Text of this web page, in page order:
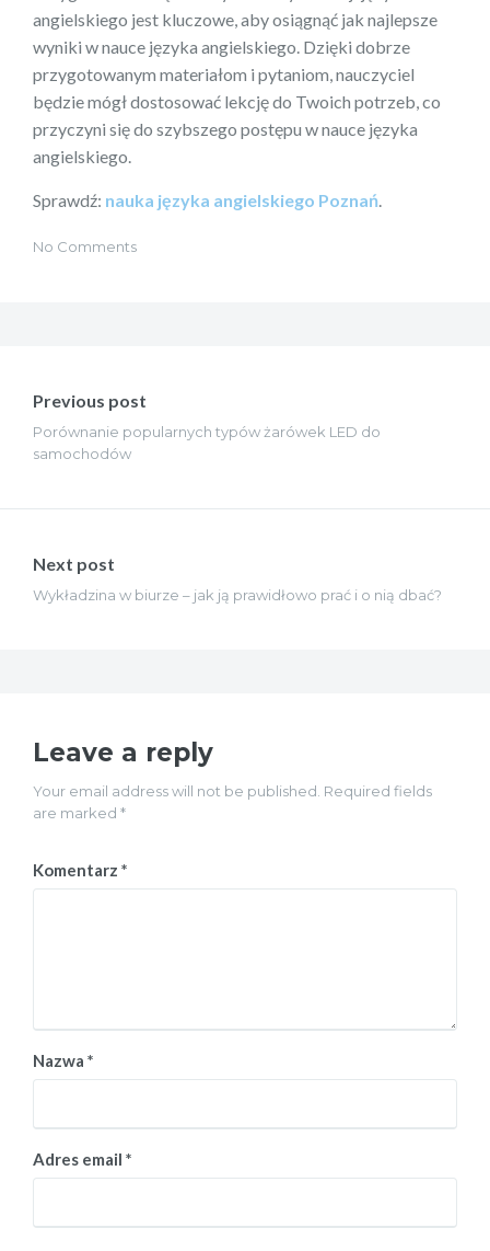
angielskiego jest kluczowe, aby osiągnąć jak najlepsze
wyniki w nauce języka angielskiego. Dzięki dobrze
przygotowanym materiałom i pytaniom, nauczyciel
będzie mógł dostosować lekcję do Twoich potrzeb, co
przyczyni się do szybszego postępu w nauce języka
angielskiego.
Sprawdź: nauka języka angielskiego Poznań
No Comments
wpisu
Previous post
Porównanie popularnych typów żarówek LED do
samochodów
Next post
Wykładzina w biurze – jak ją prawidłowo prać i o nią dbać?
Leave a reply
Your email address will not be published. Required fields
are marked *
Komentarz *
Nazwa *
Adres email *